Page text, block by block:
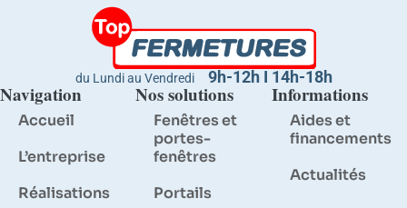
du Lundi au Vendredi 9h-12h I 14h-18h
Navigation
Accueil
L’entreprise
Réalisations
Nos solutions
Fenêtres et
portes-
fenêtres
Portails
Informations
Aides et
financements
Actualités